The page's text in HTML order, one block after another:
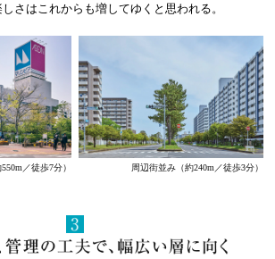
／徒歩7分） 周辺街並み （約240m／徒歩3分）
さはこれからも増してゆくと思われる。